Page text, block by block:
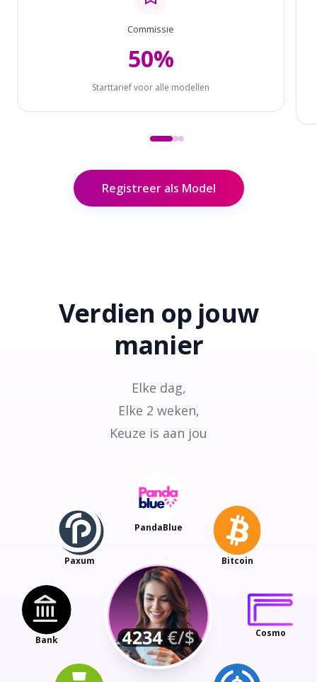
Commissie
50%
Starttarief voor alle modellen
Registreer als Model
Verdien op jouw
manier
Elke dag,
Elke 2 weken,
Keuze is aan jou
PandaBlue
Bitcoin
Cosmo
Bank
Paxum